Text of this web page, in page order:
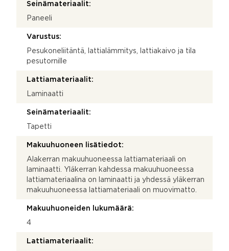
Seinämateriaalit:
Paneeli
Varustus:
Pesukoneliitäntä, lattialämmitys, lattiakaivo ja tila
pesutornille
Lattiamateriaalit:
Laminaatti
Seinämateriaalit:
Tapetti
Makuuhuoneen lisätiedot:
Alakerran makuuhuoneessa lattiamateriaali on
laminaatti. Yläkerran kahdessa makuuhuoneessa
lattiamateriaalina on laminaatti ja yhdessä yläkerran
makuuhuoneessa lattiamateriaali on muovimatto.
Makuuhuoneiden lukumäärä:
4
Lattiamateriaalit: